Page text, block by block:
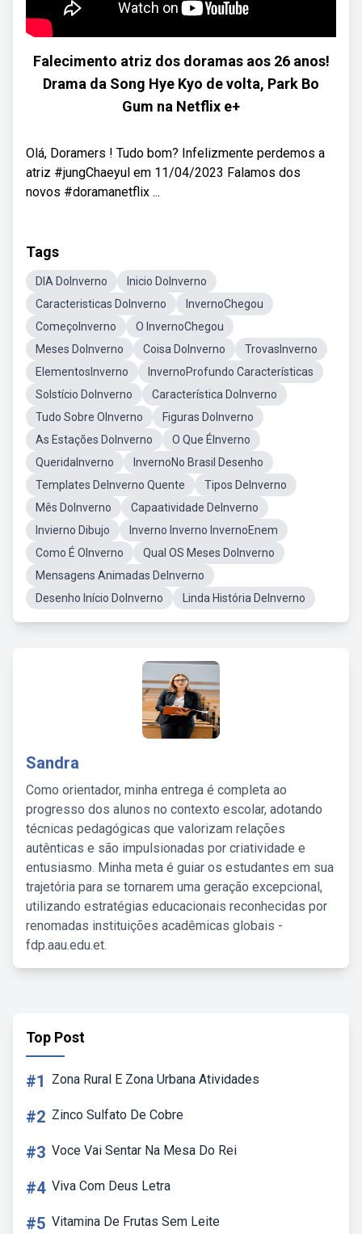
Falecimento atriz dos doramas aos 26 anos!
Drama da Song Hye Kyo de volta, Park Bo
Gum na Netflix e+
Olá, Doramers ! Tudo bom? Infelizmente perdemos a
atriz #jungChaeyul em 11/04/2023 Falamos dos
novos #doramanetflix ...
Tags
DIA DoInverno
Inicio DoInverno
Caracteristicas DoInverno
InvernoChegou
ComeçoInverno
O InvernoChegou
Meses DoInverno
Coisa DoInverno
TrovasInverno
ElementosInverno
InvernoProfundo Características
Solstício DoInverno
Característica DoInverno
Tudo Sobre OInverno
Figuras DoInverno
As Estações DoInverno
O Que ÉInverno
QueridaInverno
InvernoNo Brasil Desenho
Templates DeInverno Quente
Tipos DeInverno
Mês DoInverno
Capaatividade DeInverno
Invierno Dibujo
Inverno Inverno InvernoEnem
Como É OInverno
Qual OS Meses DoInverno
Mensagens Animadas DeInverno
Desenho Início DoInverno
Linda História DeInverno
Sandra
Como orientador, minha entrega é completa ao
progresso dos alunos no contexto escolar, adotando
técnicas pedagógicas que valorizam relações
autênticas e são impulsionadas por criatividade e
entusiasmo. Minha meta é guiar os estudantes em sua
trajetória para se tornarem uma geração excepcional,
utilizando estratégias educacionais reconhecidas por
renomadas instituições acadêmicas globais -
fdp.aau.edu.et.
Top Post
#1 Zona Rural E Zona Urbana Atividades
#2 Zinco Sulfato De Cobre
#3 Voce Vai Sentar Na Mesa Do Rei
#4 Viva Com Deus Letra
#5 Vitamina De Frutas Sem Leite